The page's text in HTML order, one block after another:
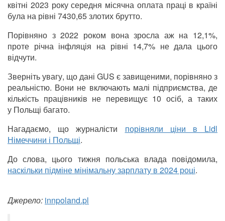
квітні 2023 року середня місячна оплата праці в країні
була на рівні 7430,65 злотих брутто.
Порівняно з 2022 роком вона зросла аж на 12,1%,
проте річна інфляція на рівні 14,7% не дала цього
відчути.
Зверніть увагу, що дані GUS є завищеними, порівняно з
реальністю. Вони не включають малі підприємства, де
кількість працівників не перевищує 10 осіб, а таких
у Польщі багато.
Нагадаємо, що журналісти порівняли ціни в Lidl
Німеччини і Польщі.
До слова, цього тижня польська влада повідомила,
наскільки підміне мінімальну зарплату в 2024 році.
Джерело: innpoland.pl